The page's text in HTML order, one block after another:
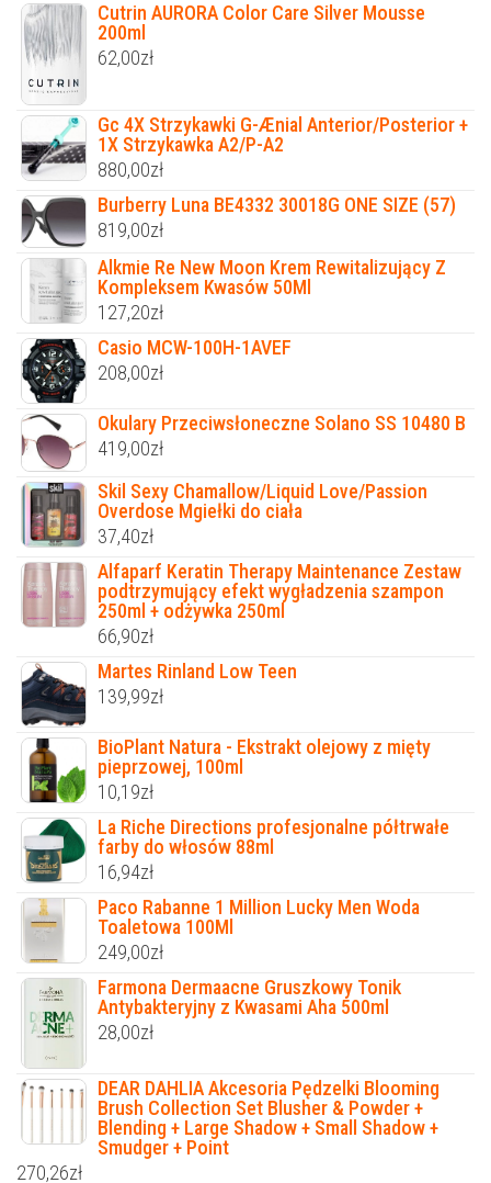
Cutrin AURORA Color Care Silver Mousse
200ml
62,00zł
Gc 4X Strzykawki G-Ænial Anterior/Posterior +
1X Strzykawka A2/P-A2
880,00zł
Burberry Luna BE4332 30018G ONE SIZE (57)
819,00zł
Alkmie Re New Moon Krem Rewitalizujący Z
Kompleksem Kwasów 50Ml
127,20zł
Casio MCW-100H-1AVEF
208,00zł
Okulary Przeciwsłoneczne Solano SS 10480 B
419,00zł
Skil Sexy Chamallow/Liquid Love/Passion
Overdose Mgiełki do ciała
37,40zł
Alfaparf Keratin Therapy Maintenance Zestaw
podtrzymujący efekt wygładzenia szampon
250ml + odżywka 250ml
66,90zł
Martes Rinland Low Teen
139,99zł
BioPlant Natura - Ekstrakt olejowy z mięty
pieprzowej, 100ml
10,19zł
La Riche Directions profesjonalne półtrwałe
farby do włosów 88ml
16,94zł
Paco Rabanne 1 Million Lucky Men Woda
Toaletowa 100Ml
249,00zł
Farmona Dermaacne Gruszkowy Tonik
Antybakteryjny z Kwasami Aha 500ml
28,00zł
DEAR DAHLIA Akcesoria Pędzelki Blooming
Brush Collection Set Blusher & Powder +
Blending + Large Shadow + Small Shadow +
Smudger + Point
270,26zł